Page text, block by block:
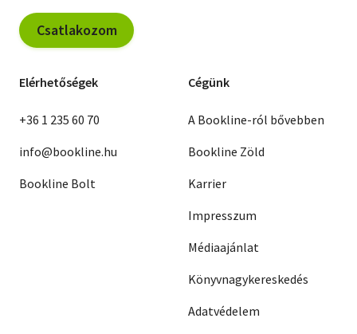
Csatlakozom
Elérhetőségek
+36 1 235 60 70
info@bookline.hu
Bookline Bolt
Cégünk
A Bookline-ról bővebben
Bookline Zöld
Karrier
Impresszum
Médiaajánlat
Könyvnagykereskedés
Adatvédelem